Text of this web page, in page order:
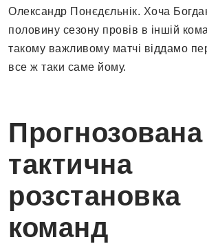
Олександр Понєдєльнік. Хоча
половину сезону провів в іншій
такому важливому матчі віддамо
все ж таки саме йому.
Прогнозована
тактична
розстановка
команд